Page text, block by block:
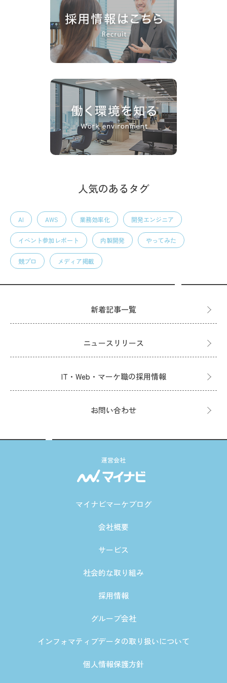
人気のあるタグ
AI AWS 業務効率化 開発エンジニア
イベント参加レポート 内製開発 やってみた
競プロ メディア掲載
新着記事一覧
ニュースリリース
IT・Web・マーケ職の採用情報
お問い合わせ
運営会社
マイナビマーケブログ
会社概要
サービス
社会的な取り組み
採用情報
グループ会社
インフォマティブデータの取り扱いについて
個人情報保護方針